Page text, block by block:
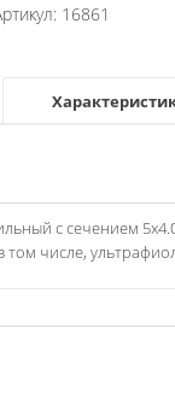
16861
с сечением
числе,